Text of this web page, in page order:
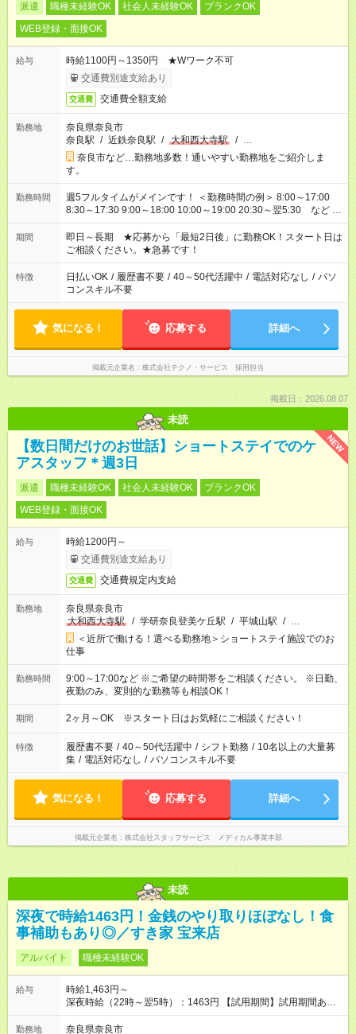
派遣 職種未経験OK 社会人未経験OK
ブランクOK
WEB登録・面接OK
給与
時給1100円～1350円 ★Wワーク不可
交通費別途支給あり
交通費 交通費全額支給
勤務地
奈良県奈良市
奈良駅 / 近鉄奈良駅 / 大和西大寺駅 / …
奈良市など…勤務地多数！通いやすい勤務地をご紹介しま
す。
勤務時間
週5フルタイムがメインです！ ＜勤務時間の例＞ 8:00～17:00
8:30～17:30 9:00～18:00 10:00～19:00 20:30～翌5:30 など ★
その他にも勤務時間多数！ 日勤のみ、残業なし、交替制など
ご希望を教えてください！
期間
即日～長期 ★応募から「最短2日後」に勤務OK！スタート日は
ご相談ください。★急募です！
特徴 日払いOK / 履歴書不要 / 40～50代活躍中 / 電話対応なし / パソ
コンスキル不要
気になる！ 応募する 詳細へ
掲載元企業名 株式会社テクノ・サービス 採用担当
掲載日：2026.08.07
未読
NEW
【数日間だけのお世話】ショートステイでのケ
アスタッフ＊週3日
派遣 職種未経験OK 社会人未経験OK
ブランクOK
WEB登録・面接OK
給与
時給1200円～
交通費別途支給あり
交通費 交通費規定内支給
勤務地
奈良県奈良市
大和西大寺駅
/ 学研奈良登美ケ丘駅 / 平城山駅 / …
＜近所で働ける！選べる勤務地＞ショートステイ施設でのお
仕事
勤務時間
9:00～17:00など ※ご希望の時間帯をご相談ください。 ※日勤、
夜勤のみ、変則的な勤務等も相談OK！
期間 2ヶ月～OK ※スタート日はお気軽にご相談ください！
特徴 履歴書不要 / 40～50代活躍中 / シフト勤務 / 10名以上の大量募
集 / 電話対応なし / パソコンスキル不要
気になる！ 応募する 詳細へ
掲載元企業名 株式会社スタッフサービス メディカル事業本部
未読
深夜で時給1463円！金銭のやり取りほぼなし！食
事補助もあり◎／すき家 宝来店
アルバイト 職種未経験OK
給与
時給1,463円～
深夜時給（22時～翌5時）：1463円 【試用期間】試用期間あり
試用期間の長さ：1ヶ月 雇用形態、給与は本採用時と同じです。
試用期間の実態は30日（※条件変更なし）ですが、切り上げで
勤務地
奈良県奈良市